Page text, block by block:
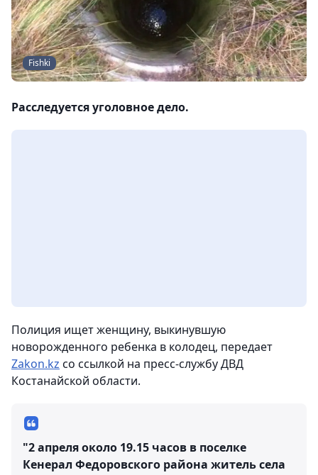
Fishki
Расследуется уголовное дело.
Полиция ищет женщину, выкинувшую
новорожденного ребенка в колодец, передает
Zakon.kz со ссылкой на пресс-службу ДВД
Костанайской области.
"2 апреля около 19.15 часов в поселке
Кенерал Федоровского района житель села